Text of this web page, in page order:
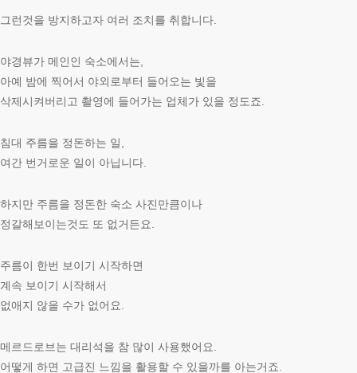
그런것을 방지하고자 여러 조치를 취합니다.
야경뷰가 메인인 숙소에서는,
아예 밤에 찍어서 야외로부터 들어오는 빛을
삭제시켜버리고 촬영에 들어가는 업체가 있을 정도죠.
침대 주름을 정돈하는 일,
여간 번거로운 일이 아닙니다.
하지만 주름을 정돈한 숙소 사진만큼이나
정갈해보이는것도 또 없거든요.
주름이 한번 보이기 시작하면
계속 보이기 시작해서
없애지 않을 수가 없어요.
메르드로브는 대리석을 참 많이 사용했어요.
어떻게 하면 고급진 느낌을 활용할 수 있을까를 아는거죠.